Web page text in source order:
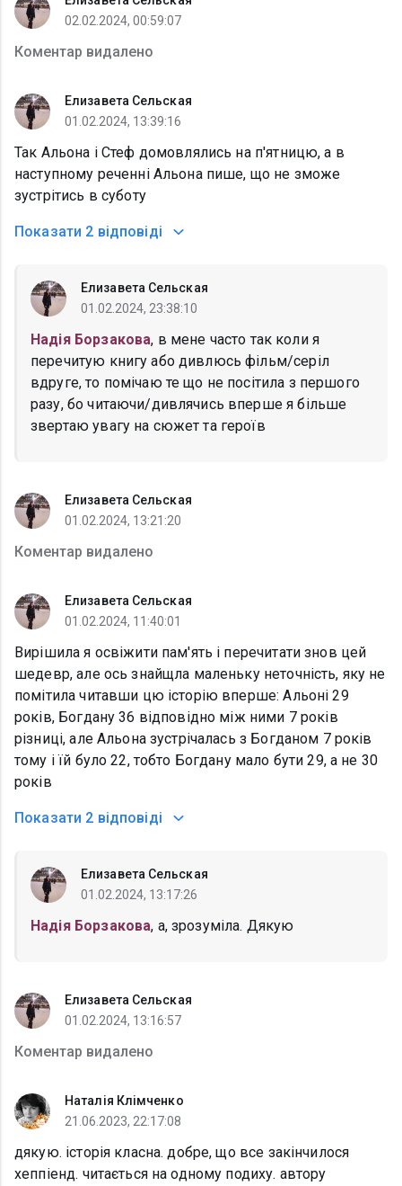
02.02.2024, 00:59:07
Коментар видалено
Елизавета Сельская
01.02.2024, 13:39:16
Так Альона і Стеф домовлялись на п'ятницю, а в
наступному реченні Альона пише, що не зможе
зустрітись в суботу
Показати 2 відповіді
Елизавета Сельская
01.02.2024, 23:38:10
Надія Борзакова, в мене часто так коли я
перечитую книгу або дивлюсь фільм/серіл
вдруге, то помічаю те що не посітила з першого
разу, бо читаючи/дивлячись вперше я більше
звертаю увагу на сюжет та героїв
Елизавета Сельская
01.02.2024, 13:21:20
Коментар видалено
Елизавета Сельская
01.02.2024, 11:40:01
Вирішила я освіжити пам'ять і перечитати знов цей
шедевр, але ось знайщла маленьку неточність, яку не
помітила читавши цю історію вперше: Альоні 29
років, Богдану 36 відповідно між ними 7 років
різниці, але Альона зустрічалась з Богданом 7 років
тому і їй було 22, тобто Богдану мало бути 29, а не 30
років
Показати 2 відповіді
Елизавета Сельская
01.02.2024, 13:17:26
Надія Борзакова, а, зрозуміла. Дякую
Елизавета Сельская
01.02.2024, 13:16:57
Коментар видалено
Наталія Клімченко
21.06.2023, 22:17:08
дякую. історія класна. добре, що все закінчилося
хеппіенд. читається на одному подиху. автору